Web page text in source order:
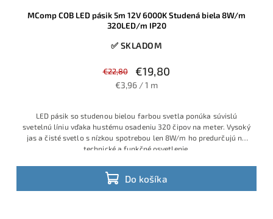
MComp COB LED pásik 5m 12V 6000K Studená biela 8W/m
320LED/m IP20
✅ SKLADOM
€22,80 €19,80
€3,96 / 1 m
Do košíka
LED pásik so studenou bielou farbou svetla ponúka súvislú
svetelnú líniu vďaka hustému osadeniu 320 čipov na meter. Vysoký
jas a čisté svetlo s nízkou spotrebou len 8W/m ho predurčujú na
technické a funkčné osvetlenie.